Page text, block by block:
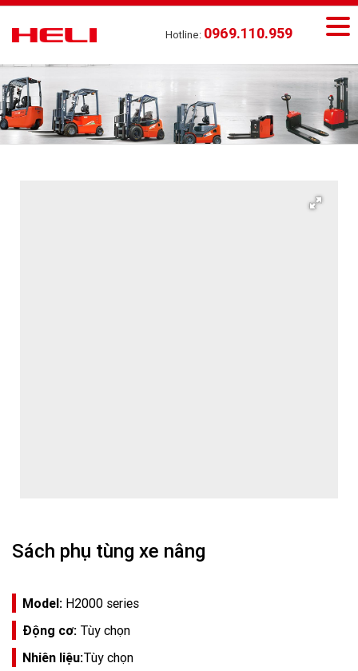
Hotline: 0969.110.959
Sách phụ tùng xe nâng
Model: H2000 series
Động cơ: Tùy chọn
Nhiên liệu:Tùy chọn